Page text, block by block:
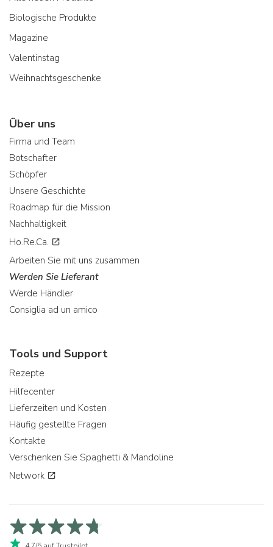
Biologische Produkte
Magazine
Valentinstag
Weihnachtsgeschenke
Über uns
Firma und Team
Botschafter
Schöpfer
Unsere Geschichte
Roadmap für die Mission
Nachhaltigkeit
Ho.Re.Ca.
Arbeiten Sie mit uns zusammen
Werden Sie Lieferant
Werde Händler
Consiglia ad un amico
Tools und Support
Rezepte
Hilfecenter
Lieferzeiten und Kosten
Häufig gestellte Fragen
Kontakte
Verschenken Sie Spaghetti & Mandoline
Network